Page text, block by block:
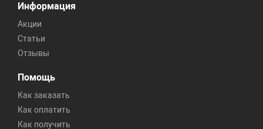
Информация
Акции
Статьи
Отзывы
Помощь
Как заказать
Как оплатить
Как получить